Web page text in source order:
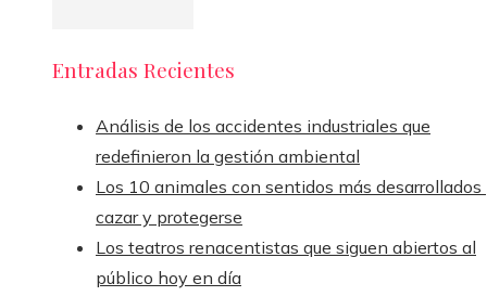
Entradas Recientes
Análisis de los accidentes industriales que
redefinieron la gestión ambiental
Los 10 animales con sentidos más desarrollados
cazar y protegerse
Los teatros renacentistas que siguen abiertos al
público hoy en día